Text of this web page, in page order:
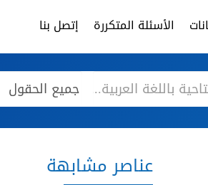
الأسئلة المتكررة إتصل بنا
عناصر مشابهة